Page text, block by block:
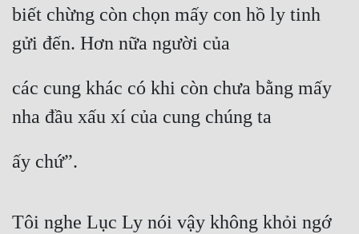
Ngược
Nữ Cường
Nữ Phụ
Phong Thủy - Tâm Linh
Phương Tây
Quan Trường
biết chừng còn chọn mấy con hồ ly tinh
gửi đến. Hơn nữa người của
các cung khác có khi còn chưa bằng mấy
nha đầu xấu xí của cung chúng ta
ấy chứ”.
Tôi nghe Lục Ly nói vậy không khỏi ngớ